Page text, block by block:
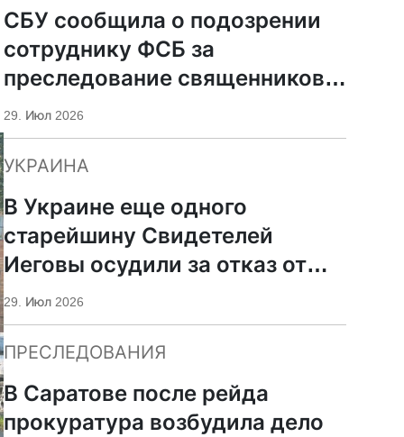
СБУ сообщила о подозрении
сотруднику ФСБ за
преследование священников
ПЦУ
29. Июл 2026
УКРАИНА
В Украине еще одного
старейшину Свидетелей
Иеговы осудили за отказ от
мобилизации
29. Июл 2026
ПРЕСЛЕДОВАНИЯ
В Саратове после рейда
прокуратура возбудила дело